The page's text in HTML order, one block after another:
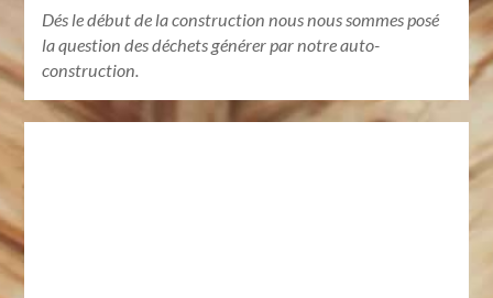
Dés le début de la construction nous nous sommes posé
la question des déchets générer par notre auto-
construction.